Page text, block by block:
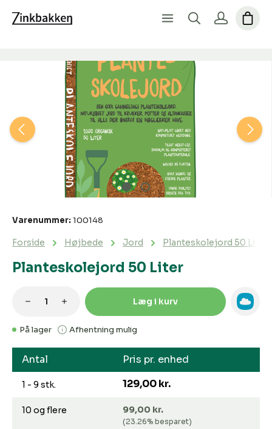
Spring over billedgalleri
Planteskolejord 50 Liter
Forside Højbede Jord Planteskolejord 50 Liter
Varenummer: 100148
Antal Pris pr. enhed
1 - 9 stk. 129,00 kr.
10 og flere 99,00 kr.
(23.26% besparet)
På lager Afhentning mulig
Produktmængde: Indtast den
Læg i kurv